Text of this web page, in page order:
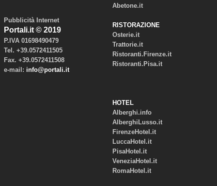
Pubblicità Internet
Portali.it © 2019
P.IVA 01698490479
Tel. +39.0572411505
Fax. +39.0572411508
e-mail: info@portali.it
Abetone.it
RISTORAZIONE
Osterie.it
Trattorie.it
Ristoranti.Firenze.it
Ristoranti.Pisa.it
HOTEL
Alberghi.info
AlberghiLusso.it
FirenzeHotel.it
LuccaHotel.it
PisaHotel.it
VeneziaHotel.it
RomaHotel.it